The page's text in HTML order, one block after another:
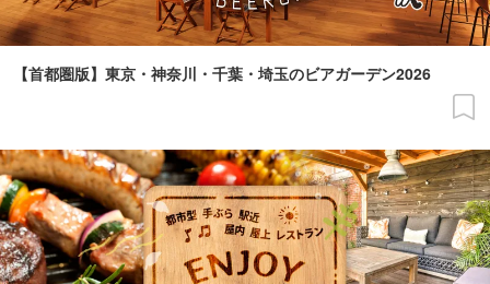
【首都圏版】東京・神奈川・千葉・埼玉のビアガーデン2026